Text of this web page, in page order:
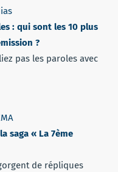
: qui sont les 10 plus
?
pas les paroles avec
saga « La 7ème
de répliques